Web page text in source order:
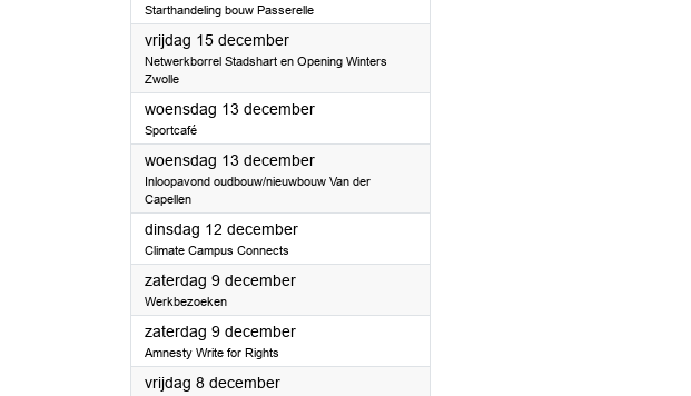
Starthandeling bouw Passerelle
vrijdag 15 december2023
Netwerkborrel Stadshart en Opening Winters
Zwolle
woensdag 13 december2023
Sportcafé
woensdag 13 december2023
Inloopavond oudbouw/nieuwbouw Van der
Capellen
dinsdag 12 december2023
Climate Campus Connects
zaterdag 9 december2023
Werkbezoeken
zaterdag 9 december2023
Amnesty Write for Rights
vrijdag 8 december2023